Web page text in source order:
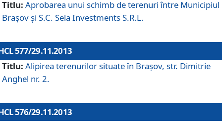
Titlu: Aprobarea unui schimb de terenuri între Municipiul
Braşov şi S.C. Sela Investments S.R.L.
577/29.11.2013
Titlu: Alipirea terenurilor situate în Braşov, str. Dimitrie
Anghel nr. 2.
576/29.11.2013